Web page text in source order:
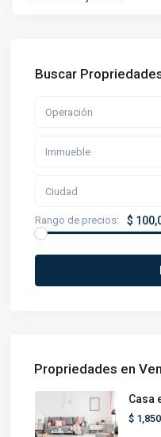
Buscar
Operación
Immueble
Ciudad
Rango de precios: $
Propriedades en
Casa
$